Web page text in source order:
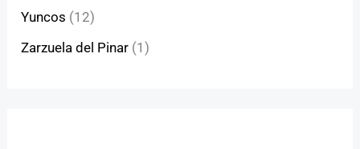
Yuncos (12)
Zarzuela del Pinar (1)